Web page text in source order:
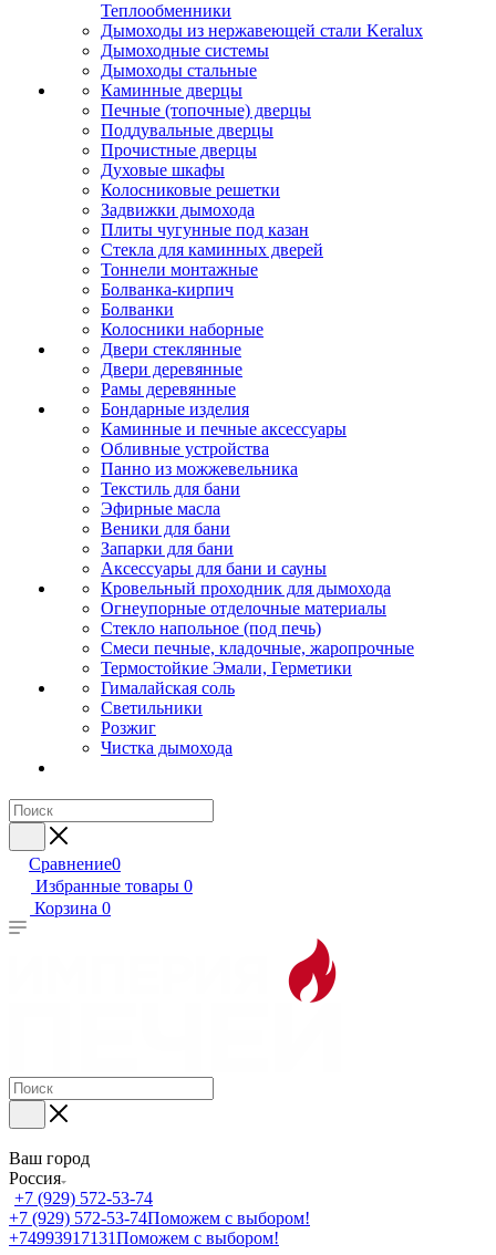
Теплообменники
Дымоходы из нержавеющей стали Keralux
Дымоходные системы
Дымоходы стальные
Каминные дверцы
Печные (топочные) дверцы
Поддувальные дверцы
Прочистные дверцы
Духовые шкафы
Колосниковые решетки
Задвижки дымохода
Плиты чугунные под казан
Стекла для каминных дверей
Тоннели монтажные
Болванка-кирпич
Болванки
Колосники наборные
Двери стеклянные
Двери деревянные
Рамы деревянные
Бондарные изделия
Каминные и печные аксессуары
Обливные устройства
Панно из можжевельника
Текстиль для бани
Эфирные масла
Веники для бани
Запарки для бани
Аксессуары для бани и сауны
Кровельный проходник для дымохода
Огнеупорные отделочные материалы
Стекло напольное (под печь)
Смеси печные, кладочные, жаропрочные
Термостойкие Эмали, Герметики
Гималайская соль
Светильники
Розжиг
Чистка дымохода
Сравнение0
Избранные товары 0
Корзина 0
Ваш город
Россия
+7 (929) 572-53-74
+7 (929) 572-53-74Поможем с выбором!
+74993917131Поможем с выбором!